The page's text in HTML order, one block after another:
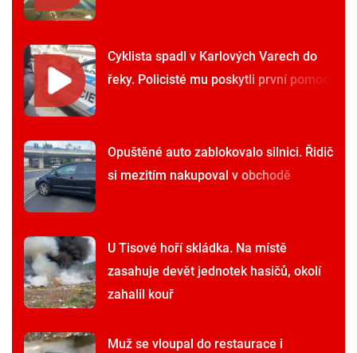
Cyklista spadl v Karlových Varech do
řeky. Policisté mu poskytli první pomoc
Opuštěné auto zablokovalo silnici. Řidič
si mezitím nakupoval v obchodě
U Tisové hoří skládka. Na místě
zasahuje devět jednotek hasičů, okolí
zahalil kouř
Muž se vloupal do restaurace i